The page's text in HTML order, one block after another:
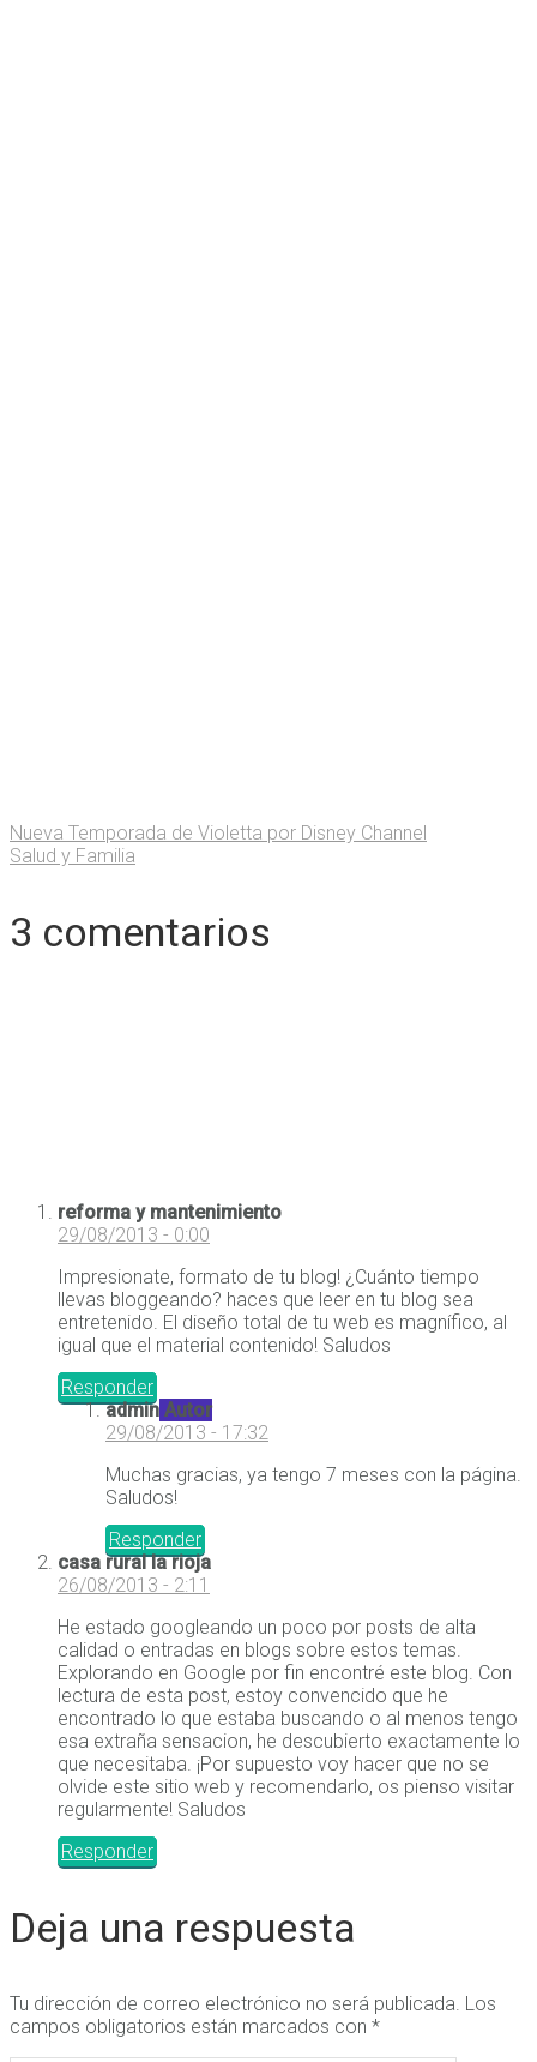
Nueva Temporada de Violetta por Disney Channel
Salud y Familia
3 comentarios
reforma y mantenimiento
29/08/2013 - 0:00
Impresionate, formato de tu blog! ¿Cuánto tiempo
llevas bloggeando? haces que leer en tu blog sea
entretenido. El diseño total de tu web es magnífico, al
igual que el material contenido! Saludos
Responder
admin Autor
29/08/2013 - 17:32
Muchas gracias, ya tengo 7 meses con la página.
Saludos!
Responder
casa rural la rioja
26/08/2013 - 2:11
He estado googleando un poco por posts de alta
calidad o entradas en blogs sobre estos temas.
Explorando en Google por fin encontré este blog. Con
lectura de esta post, estoy convencido que he
encontrado lo que estaba buscando o al menos tengo
esa extraña sensacion, he descubierto exactamente lo
que necesitaba. ¡Por supuesto voy hacer que no se
olvide este sitio web y recomendarlo, os pienso visitar
regularmente! Saludos
Responder
Deja una respuesta
Tu dirección de correo electrónico no será publicada. Los
campos obligatorios están marcados con *